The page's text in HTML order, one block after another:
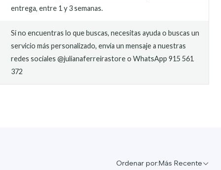
entrega, entre 1 y 3 semanas.
Si no encuentras lo que buscas, necesitas ayuda o buscas un
servicio más personalizado, envía un mensaje a nuestras
redes sociales @julianaferreirastore o WhatsApp 915 561
372
Ordenar por:Más Recente